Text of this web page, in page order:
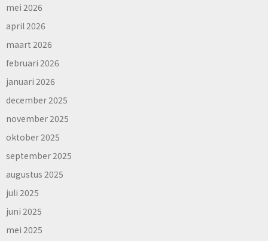
mei 2026
april 2026
maart 2026
februari 2026
januari 2026
december 2025
november 2025
oktober 2025
september 2025
augustus 2025
juli 2025
juni 2025
mei 2025